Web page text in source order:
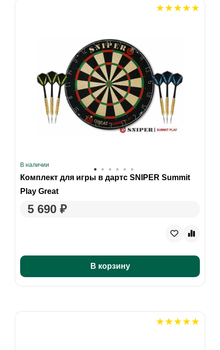
В наличии
Комплект для игры в дартс SNIPER Summit
Play Great
5 690 ₽
В корзину